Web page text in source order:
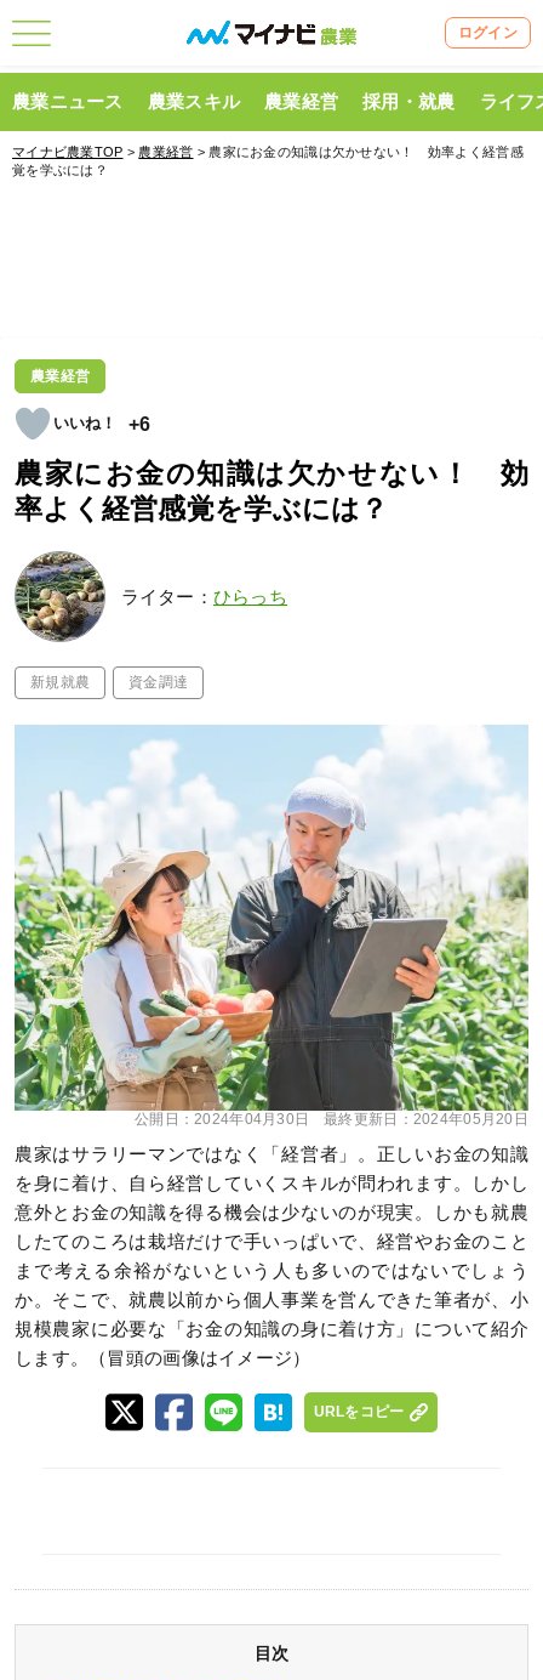
ログイン
農業ニュース 農業スキル 農業経営 採用・就農 ライフ
マイナビ農業TOP > 農業経営 > 農家にお金の知識は欠かせない！ 効率よく経営感
覚を学ぶには？
農業経営
+6
農家にお金の知識は欠かせない！ 効
率よく経営感覚を学ぶには？
ライター： ひらっち
新規就農 資金調達
公開日：2024年04月30日 最終更新日： 2024年05月20日
農家はサラリーマンではなく「経営者」。正しいお金の知識
を身に着け、自ら経営していくスキルが問われます。しかし
意外とお金の知識を得る機会は少ないのが現実。しかも就農
したてのころは栽培だけで手いっぱいで、経営やお金のこと
まで考える余裕がないという人も多いのではないでしょう
か。そこで、就農以前から個人事業を営んできた筆者が、小
規模農家に必要な「お金の知識の身に着け方」について紹介
します。（冒頭の画像はイメージ）
URLをコピー
目次